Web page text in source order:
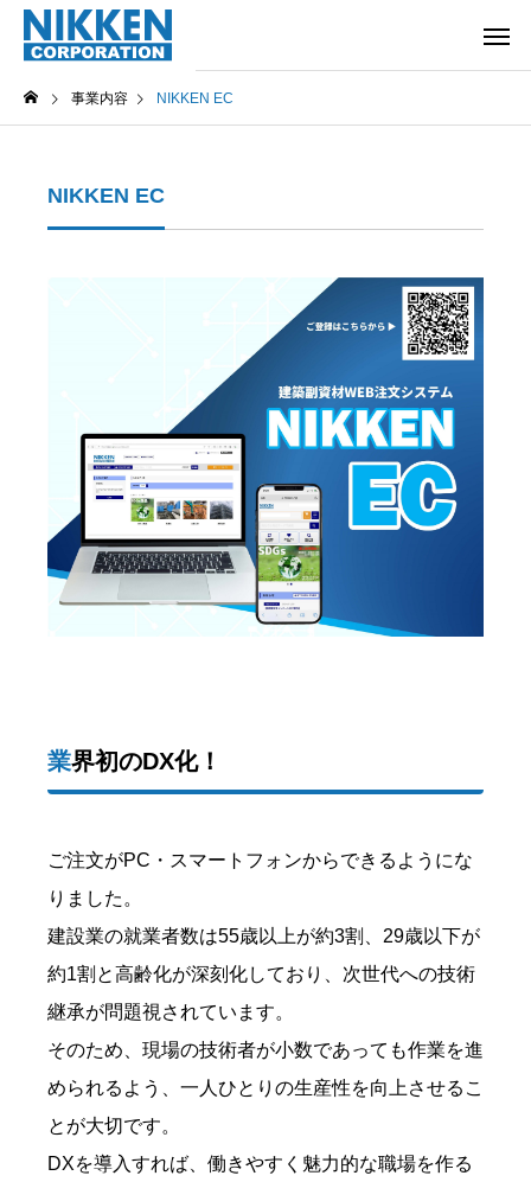
事業内容 NIKKEN EC
NIKKEN EC
業界初のDX化！
ご注文がPC・スマートフォンからできるようにな
りました。
建設業の就業者数は55歳以上が約3割、29歳以下が
約1割と高齢化が深刻化しており、次世代への技術
継承が問題視されています。
そのため、現場の技術者が小数であっても作業を進
められるよう、一人ひとりの生産性を向上させるこ
とが大切です。
DXを導入すれば、働きやすく魅力的な職場を作る